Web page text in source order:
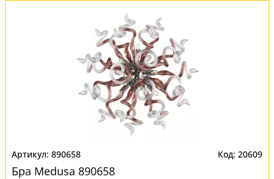
890658 20609
Бра Medusa 890658